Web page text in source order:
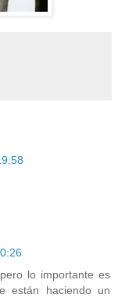
lo importante es
están haciendo un